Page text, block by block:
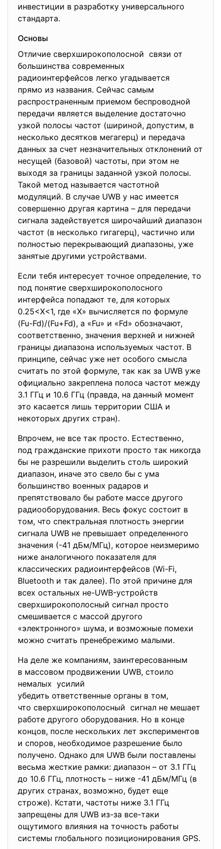
инвестиции в разработку универсального
стандарта.
Основы
Отличие сверхширокополосной связи от
большинства современных
радиоинтерфейсов легко угадывается
прямо из названия. Сейчас самым
распространенным приемом беспроводной
передачи является выделение достаточно
узкой полосы частот (шириной, допустим, в
несколько десятков мегагерц) и передача
данных за счет незначительных отклонений от
несущей (базовой) частоты, при этом не
выходя за границы заданной узкой полосы.
Такой метод называется частотной
модуляций. В случае UWB у нас имеется
совершенно другая картина – для передачи
сигнала задействуется широчайший диапазон
частот (в несколько гигагерц), частично или
полностью перекрывающий диапазоны, уже
занятые другими устройствами.
Если тебя интересует точное определение, то
под понятие сверхширокополосного
интерфейса попадают те, для которых
0.25<X<1, где «X» вычисляется по формуле
(Fu-Fd)/(Fu+Fd), а «Fu» и «Fd» обозначают,
соответственно, значения верхней и нижней
границы диапазона используемых частот. В
принципе, сейчас уже нет особого смысла
считать по этой формуле, так как за UWB уже
официально закреплена полоса частот между
3.1 ГГц и 10.6 ГГц (правда, на данный момент
это касается лишь территории США и
некоторых других стран).
Впрочем, не все так просто. Естественно,
под гражданские прихоти просто так никогда
бы не разрешили выделить столь широкий
диапазон, иначе это свело бы с ума
большинство военных радаров и
препятствовало бы работе массе другого
радиооборудования. Весь фокус состоит в
том, что спектральная плотность энергии
сигнала UWB не превышает определенного
значения (-41 дБм/МГц), которое неизмеримо
ниже аналогичного показателя для
классических радиоинтерфейсов (Wi-Fi,
Bluetooth и так далее). По этой причине для
всех остальных не-UWB-устройств
сверхширокополосный сигнал просто
смешивается с массой другого
«электронного» шума, и возможные помехи
можно считать пренебрежимо малыми.
На деле же компаниям, заинтересованным
в массовом продвижении UWB, стоило
немалых усилий
убедить ответственные органы в том,
что сверхширокополосный сигнал не мешает
работе другого оборудования. Но в конце
концов, после нескольких лет экспериментов
и споров, необходимое разрешение было
получено. Однако для UWB были поставлены
весьма жесткие рамки: диапазон – от 3.1 ГГц
до 10.6 ГГц, плотность – ниже -41 дБм/МГц (в
других странах, возможно, будет еще
строже). Кстати, частоты ниже 3.1 ГГц
запрещены для UWB из-за все-таки
ощутимого влияния на точность работы
системы глобального позиционирования GPS.